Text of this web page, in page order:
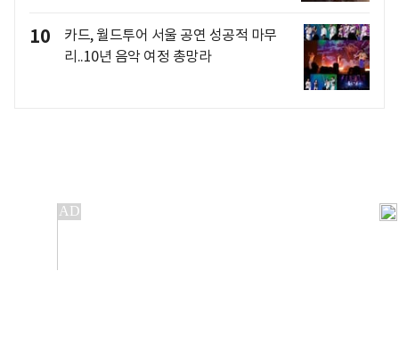
10
카드, 월드투어 서울 공연 성공적 마무
리..10년 음악 여정 총망라